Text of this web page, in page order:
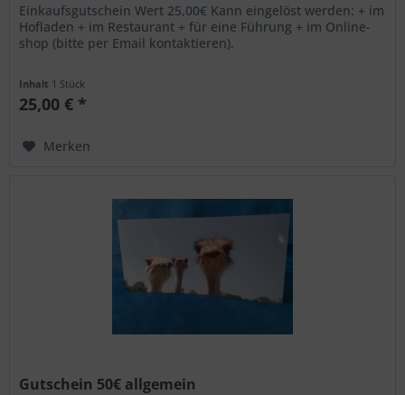
Einkaufsgutschein Wert 25,00€ Kann eingelöst werden: + im
Hofladen + im Restaurant + für eine Führung + im Online-
shop (bitte per Email kontaktieren).
Inhalt 1 Stück
25,00 € *
Merken
Gutschein 50€ allgemein